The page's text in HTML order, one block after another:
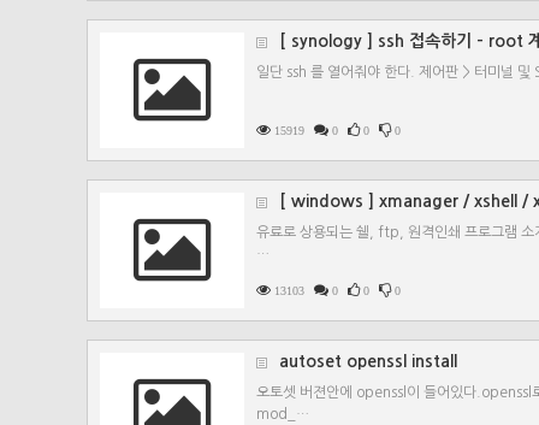
[ synology ] ssh 접속하기 - root
일단 ssh 를 열어줘야 한다. 제어판 > 터미널
15919 0 0 0
[ windows ] xmanager / xshell /
유료로 상용되는 쉘, ftp, 원격인쇄 프로그램
…
13103 0 0 0
autoset openssl install
오토셋 버젼안에 openssl이 들어있다.openssl
mod_…